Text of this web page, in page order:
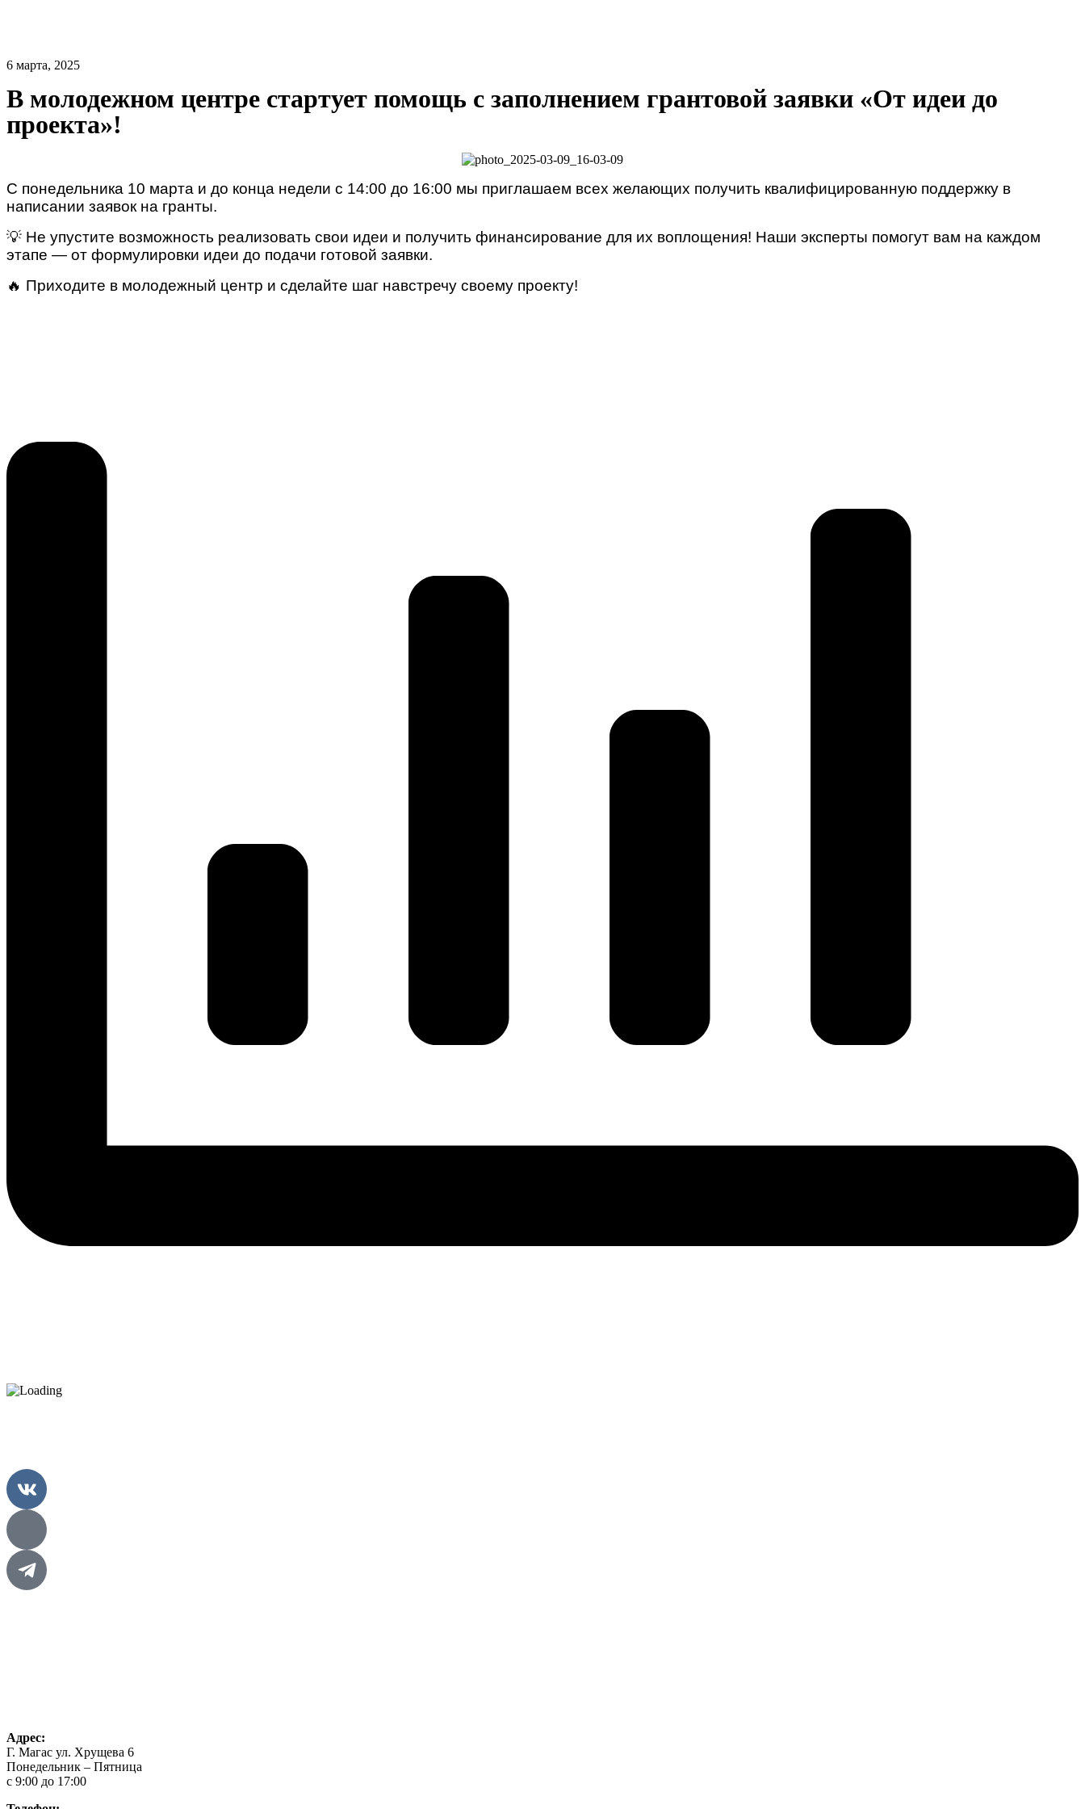
6 марта, 2025
В молодежном центре стартует помощь с заполнением грантовой заявки «От идеи до
проекта»!
С понедельника 10 марта и до конца недели с 14:00 до 16:00 мы приглашаем всех желающих получить квалифицированную поддержку в
написании заявок на гранты.
💡 Не упустите возможность реализовать свои идеи и получить финансирование для их воплощения! Наши эксперты помогут вам на каждом
этапе — от формулировки идеи до подачи готовой заявки.
🔥 Приходите в молодежный центр и сделайте шаг навстречу своему проекту!
Адрес:
Г. Магас ул. Хрущева 6
Понедельник – Пятница
с 9:00 до 17:00